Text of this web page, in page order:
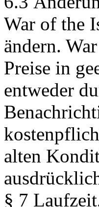
War of the
ändern.
Preise in
entweder
alten
§ 7